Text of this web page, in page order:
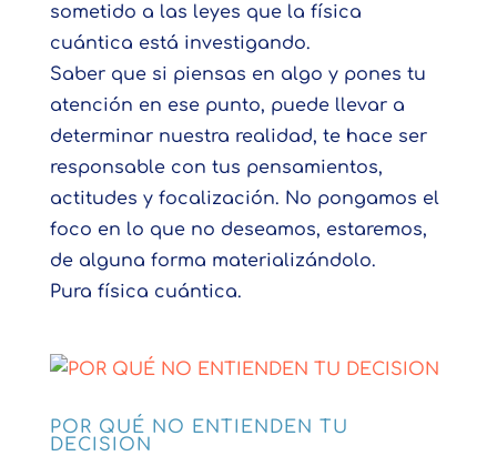
sometido a las leyes que la física
cuántica está investigando.
Saber que si piensas en algo y pones tu
atención en ese punto, puede llevar a
determinar nuestra realidad, te hace ser
responsable con tus pensamientos,
actitudes y focalización. No pongamos el
foco en lo que no deseamos, estaremos,
de alguna forma materializándolo.
Pura física cuántica.
POR QUÉ NO ENTIENDEN TU
DECISION